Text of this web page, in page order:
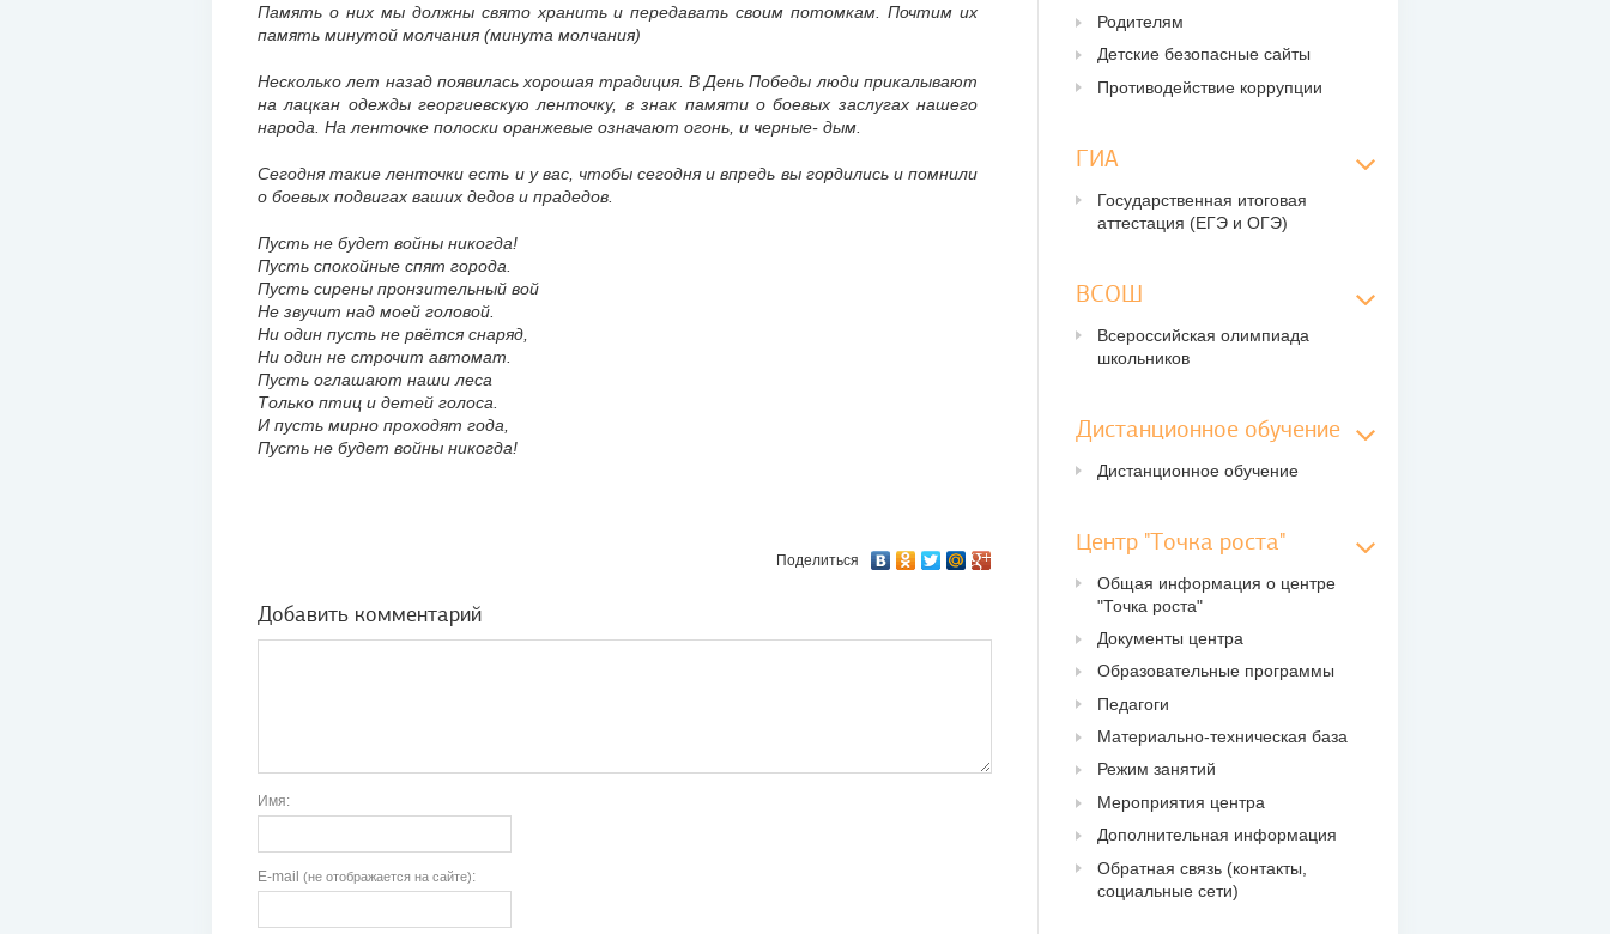
Память о них мы должны свято хранить и передавать своим потомкам. Почтим их
память минутой молчания (минута молчания)
Несколько лет назад появилась хорошая традиция. В День Победы люди прикалывают
на лацкан одежды георгиевскую ленточку, в знак памяти о боевых заслугах нашего
народа. На ленточке полоски оранжевые означают огонь, и черные- дым.
Сегодня такие ленточки есть и у вас, чтобы сегодня и впредь вы гордились и помнили
о боевых подвигах ваших дедов и прадедов.
Пусть не будет войны никогда!
Пусть спокойные спят города.
Пусть сирены пронзительный вой
Не звучит над моей головой.
Ни один пусть не рвётся снаряд,
Ни один не строчит автомат.
Пусть оглашают наши леса
Только птиц и детей голоса.
И пусть мирно проходят года,
Пусть не будет войны никогда!
Поделиться
Добавить комментарий
Имя:
E-mail (не отображается на сайте):
Родителям
Детские безопасные сайты
Противодействие коррупции
ГИА
Государственная итоговая
аттестация (ЕГЭ и ОГЭ)
ВСОШ
Всероссийская олимпиада
школьников
Дистанционное обучение
Дистанционное обучение
Центр "Точка роста"
Общая информация о центре
"Точка роста"
Документы центра
Образовательные программы
Педагоги
Материально-техническая база
Режим занятий
Мероприятия центра
Дополнительная информация
Обратная связь (контакты,
социальные сети)